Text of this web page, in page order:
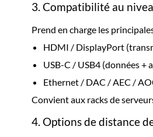
3. Compatibilité au
Prend en charge les
HDMI / DisplayPort
USB-C / USB4 (données +
Ethernet / DAC / AEC /
Convient aux racks de
4. Options de distance